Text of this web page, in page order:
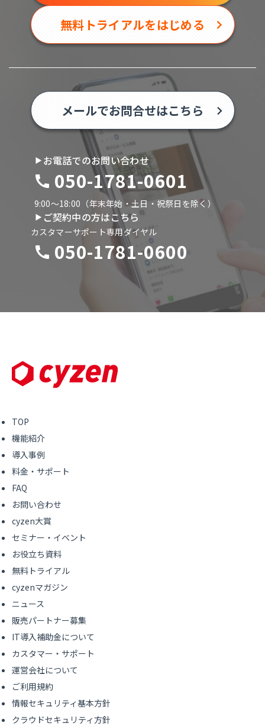
無料トライアルをはじめる
メールでお問合せはこちら
お電話でのお問い合わせ
050-1781-0601
9:00〜18:00（年末年始・土日・祝祭日を除く）
ご契約中の方はこちら
カスタマーサポート専用ダイヤル
050-1781-0600
TOP
機能紹介
導入事例
料金・サポート
FAQ
お問い合わせ
cyzen大賞
セミナー・イベント
お役立ち資料
無料トライアル
cyzenマガジン
ニュース
販売パートナー募集
IT導入補助金について
カスタマー・サポート
運営会社について
ご利用規約
情報セキュリティ基本方針
クラウドセキュリティ方針